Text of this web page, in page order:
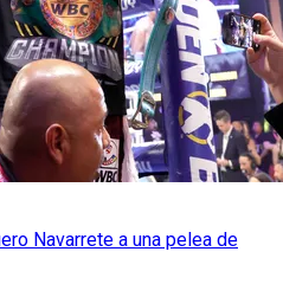
Navarrete a una pelea de